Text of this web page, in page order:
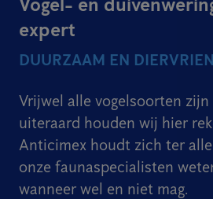
expert
DUURZAAM EN
Vrijwel alle vogelsoorten
uiteraard houden wij hier
Anticimex houdt zich ter
onze faunaspecialisten
wanneer wel en niet mag.